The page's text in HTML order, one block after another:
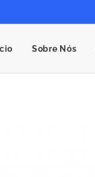
Sobre Nós